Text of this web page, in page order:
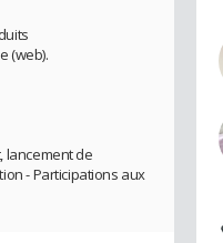
(web).
lancement de
- Participations aux